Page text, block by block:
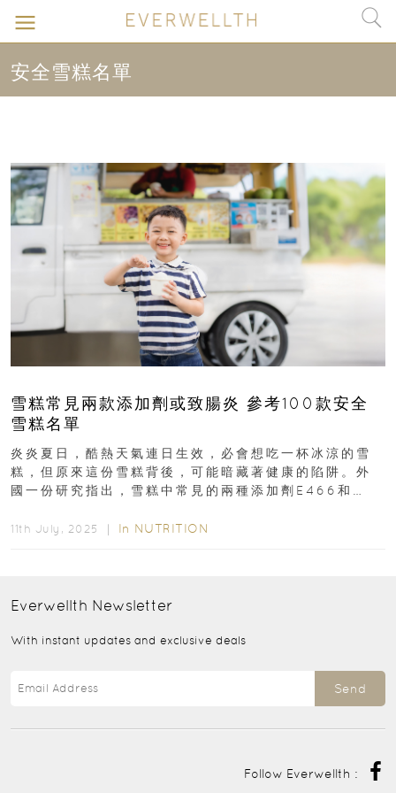
安全雪糕名單
雪糕常見兩款添加劑或致腸炎 參考100款安全
雪糕名單
炎炎夏日，酷熱天氣連日生效，必會想吃一杯冰涼的雪
糕，但原來這份雪糕背後，可能暗藏著健康的陷阱。外
國一份研究指出，雪糕中常見的兩種添加劑E466和
炎...
11th July, 2025 ｜ In NUTRITION
Everwellth Newsletter
With instant updates and exclusive deals
Send
Follow Everwellth :